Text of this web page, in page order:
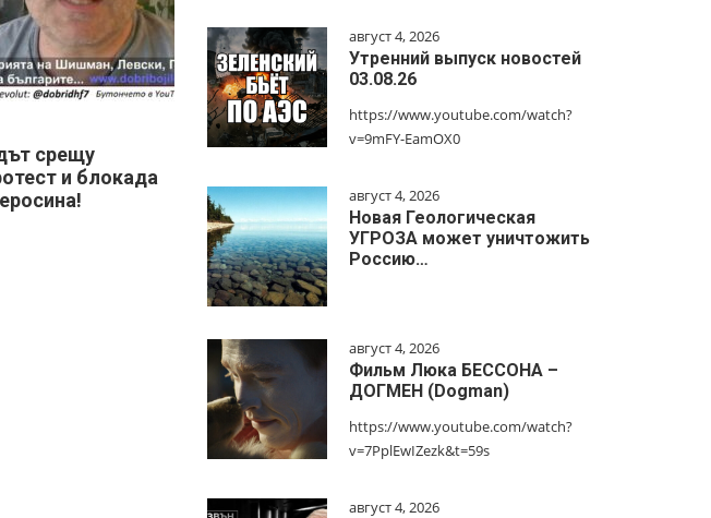
срещу
и блокада
август 4, 2026
Утренний выпуск новостей
03.08.26
https://www.youtube.com/watch?
v=9mFY-EamOX0
август 4, 2026
Новая Геологическая
УГРОЗА может уничтожить
Россию…
август 4, 2026
Фильм Люка БЕССОНА –
ДОГМЕН (Dogman)
https://www.youtube.com/watch?
v=7PplEwIZezk&t=59s
август 4, 2026